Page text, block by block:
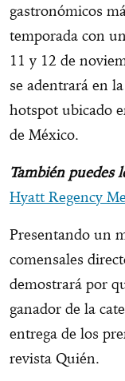
gastronómicos
temporada con
11 y 12 de
se adentrará en
hotspot ubicado
de México.
También puedes
Hyatt Regency
Presentando un
comensales
demostrará por
ganador de la
entrega de los
revista Quién.